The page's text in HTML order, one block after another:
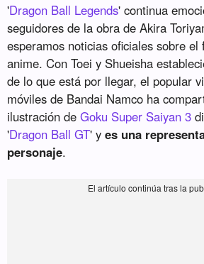
'Dragon Ball Legends' continua
seguidores de la obra de Akira
esperamos noticias oficiales sobre
anime. Con Toei y Shueisha
de lo que está por llegar, el popular
móviles de Bandai Namco ha
ilustración deGoku Super Saiyan 3
'Dragon Ball GT' yes una
personaje.